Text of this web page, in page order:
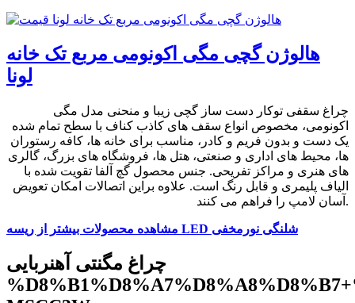
هالوژن گچی مگی اکونومی مربع تک خانه
لونا
چراغ سقفی توکار دست ساز گچی زیبا و منحنی مدل مگی
اکونومی، مخصوص انواع سقف های کاذب کناف با سطح تمام شده
یک دست و بدون فریم و کادر، مناسب برای خانه ها، کافه رستوران
ها، محیط های اداری و صنعتی، هتل ها، فروشگاه های بزرگ، گالری
های هنری و مراکز تفریحی. جنس محصول گچ آلفا تقویت شده با
الیاف پلیمری و قابل رنگ است. علاوه براین اتصالات امکان تعویض
آسان لامپ را فراهم می کنند.
مشاهده محصولات بیشتر از ریسه LED شلنگی نورمخفی
چراغ مگنتی آهنربایی